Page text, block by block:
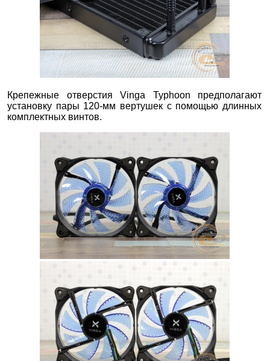
Крепежные отверстия Vinga Typhoon предполагают
установку пары 120-мм вертушек с помощью длинных
комплектных винтов.